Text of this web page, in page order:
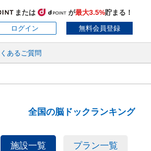
または が最大3.5%貯まる！
ログイン
無料会員登録
あるご質問
全国の脳ドックランキング
施設一覧 プラン一覧